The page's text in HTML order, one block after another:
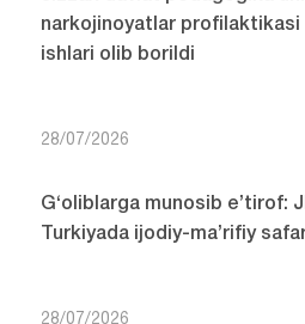
narkojinoyatlar profilaktikasi
ishlari olib borildi
28/07/2026
G‘oliblarga munosib e’tirof:
Turkiyada ijodiy-ma’rifiy
28/07/2026